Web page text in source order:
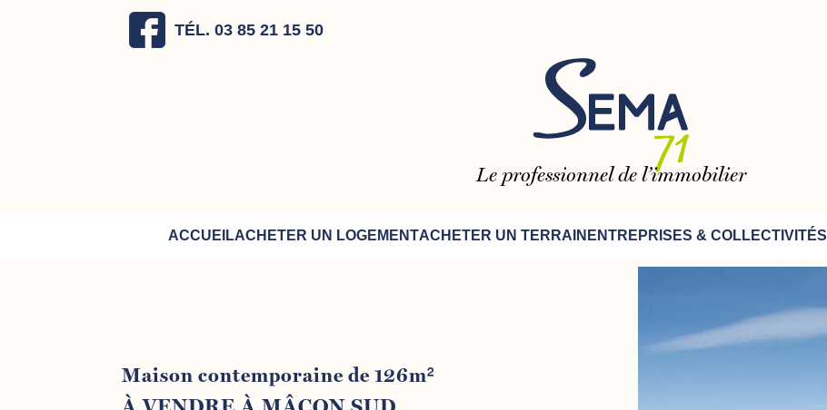
TÉL. 03 85 21 15 50
Le professionnel de l’immobilier
ACCUEILACHETER UN LOGEMENTACHETER UN TERRAIN ENTREPRISES & COLLECTIVITÉS
Maison contemporaine de 126m²